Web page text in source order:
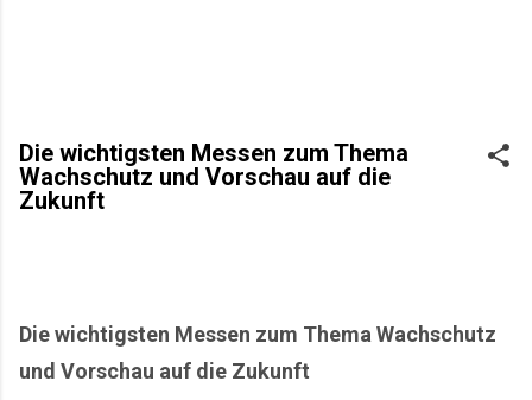
Großereignis, sondern auch ein logistisches Puzzle
aus Risikoanalysen, Personalplanung und
permanenter Präsenz. Dieser Artikel beleuchtet die
Der Blick richtet sich bewusst auf die operative
Realität einer Branche, die meist im Hintergrund
agiert. Einleitung & Hintergrund: Olympische Spiele
Die wichtigsten Messen zum Thema
Wachschutz und Vorschau auf die
Zukunft
Die wichtigsten Messen zum Thema Wachschutz
und Vorschau auf die Zukunft